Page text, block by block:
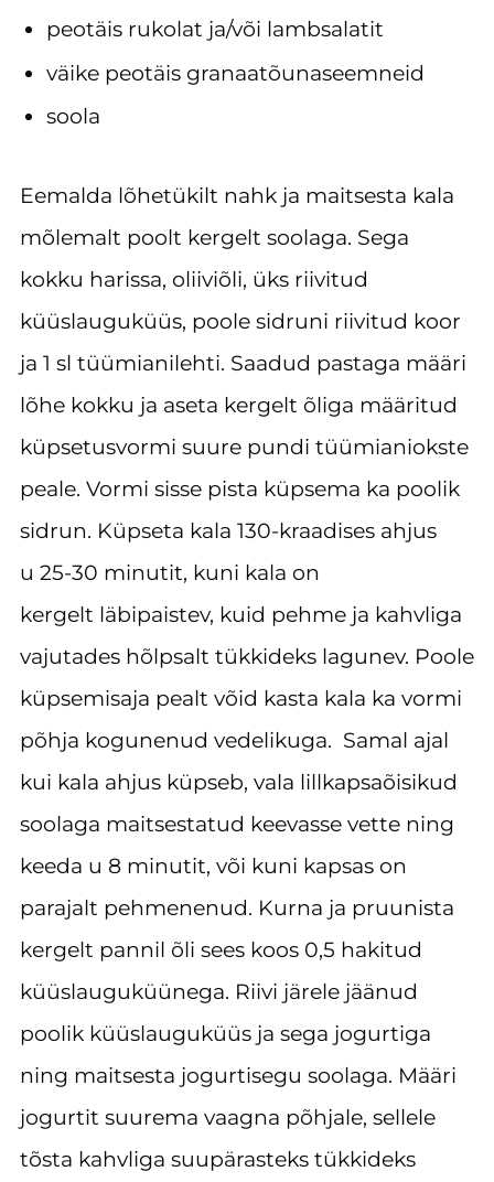
peotäis rukolat ja/või lambsalatit
väike peotäis granaatõunaseemneid
soola
Eemalda lõhetükilt nahk ja maitsesta kala
mõlemalt poolt kergelt soolaga. Sega
kokku harissa, oliiviõli, üks riivitud
küüslauguküüs, poole sidruni riivitud koor
ja 1 sl tüümianilehti. Saadud pastaga määri
lõhe kokku ja aseta kergelt õliga määritud
küpsetusvormi suure pundi tüümianiokste
peale. Vormi sisse pista küpsema ka poolik
sidrun. Küpseta kala 130-kraadises ahjus
u 25-30 minutit, kuni kala on
kergelt läbipaistev, kuid pehme ja kahvliga
vajutades hõlpsalt tükkideks lagunev. Poole
küpsemisaja pealt võid kasta kala ka vormi
põhja kogunenud vedelikuga. Samal ajal
kui kala ahjus küpseb, vala lillkapsaõisikud
soolaga maitsestatud keevasse vette ning
keeda u 8 minutit, või kuni kapsas on
parajalt pehmenenud. Kurna ja pruunista
kergelt pannil õli sees koos 0,5 hakitud
küüslauguküünega. Riivi järele jäänud
poolik küüslauguküüs ja sega jogurtiga
ning maitsesta jogurtisegu soolaga. Määri
jogurtit suurema vaagna põhjale, sellele
tõsta kahvliga suupärasteks tükkideks